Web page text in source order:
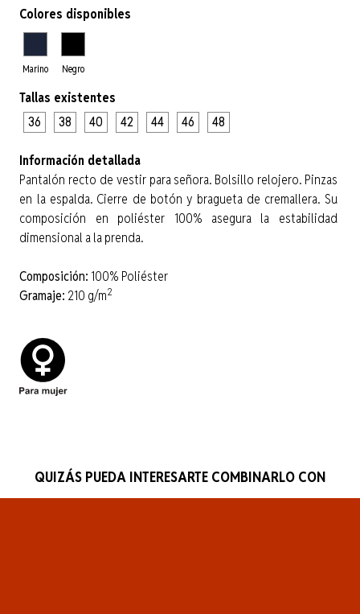
Colores disponibles
Marino Negro
Tallas existentes
36
38 40 42 44 46 48
Información detallada
Pantalón recto de vestir para señora. Bolsillo relojero. Pinzas
en la espalda. Cierre de botón y bragueta de cremallera. Su
composición en poliéster 100% asegura la estabilidad
dimensional a la prenda.
Composición: 100% Poliéster
Gramaje: 210 g/m2
QUIZÁS PUEDA INTERESARTE COMBINARLO CON